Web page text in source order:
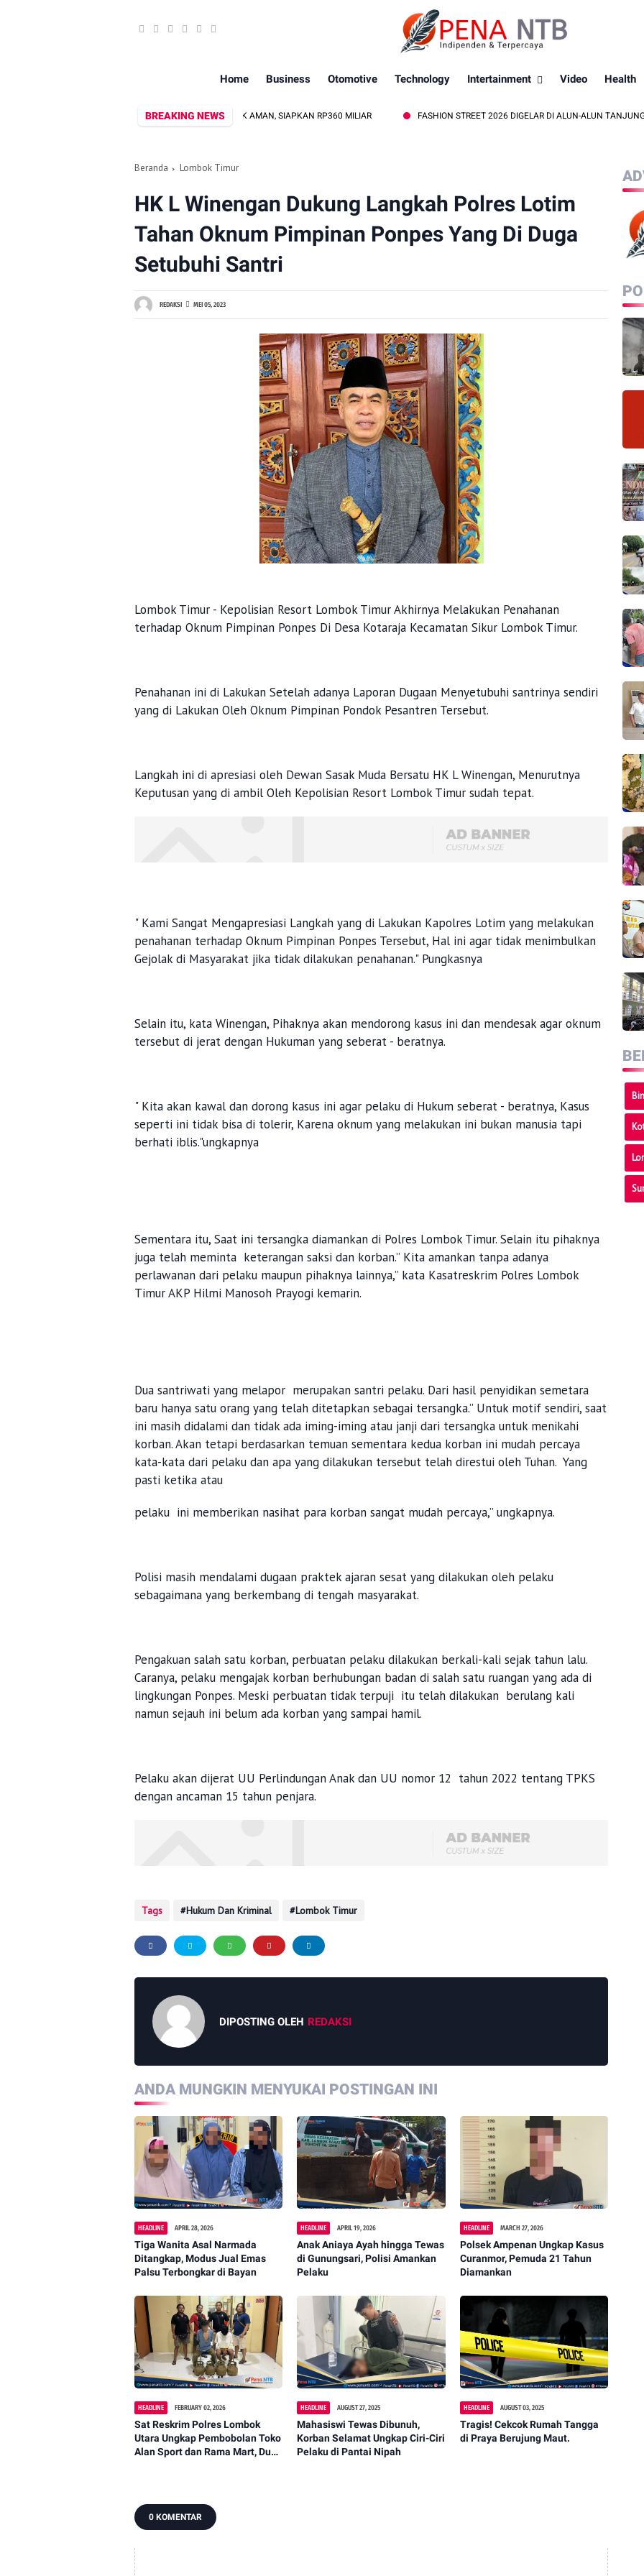
Home Business Otomotive Technology Intertainment Video Health
BREAKING NEWS
PEMKAB KLU PASTIKAN GAJI PNS DAN PPPK AMAN, SIAPKAN RP360 MILIAR FASHION STREET 2026 DIGELAR DI ALUN-ALUN TANJUNG,
Beranda Lombok Timur
HK L Winengan Dukung Langkah Polres Lotim
Tahan Oknum Pimpinan Ponpes Yang Di Duga
Setubuhi Santri
REDAKSI MEI 05, 2023
Lombok Timur - Kepolisian Resort Lombok Timur Akhirnya Melakukan Penahanan
terhadap Oknum Pimpinan Ponpes Di Desa Kotaraja Kecamatan Sikur Lombok Timur.
Penahanan ini di Lakukan Setelah adanya Laporan Dugaan Menyetubuhi santrinya sendiri
yang di Lakukan Oleh Oknum Pimpinan Pondok Pesantren Tersebut.
Langkah ini di apresiasi oleh Dewan Sasak Muda Bersatu HK L Winengan, Menurutnya
Keputusan yang di ambil Oleh Kepolisian Resort Lombok Timur sudah tepat.
" Kami Sangat Mengapresiasi Langkah yang di Lakukan Kapolres Lotim yang melakukan
penahanan terhadap Oknum Pimpinan Ponpes Tersebut, Hal ini agar tidak menimbulkan
Gejolak di Masyarakat jika tidak dilakukan penahanan." Pungkasnya
Selain itu, kata Winengan, Pihaknya akan mendorong kasus ini dan mendesak agar oknum
tersebut di jerat dengan Hukuman yang seberat - beratnya.
" Kita akan kawal dan dorong kasus ini agar pelaku di Hukum seberat - beratnya, Kasus
seperti ini tidak bisa di tolerir, Karena oknum yang melakukan ini bukan manusia tapi
berhati iblis."ungkapnya
Sementara itu, Saat ini tersangka diamankan di Polres Lombok Timur. Selain itu pihaknya
juga telah meminta keterangan saksi dan korban.” Kita amankan tanpa adanya
perlawanan dari pelaku maupun pihaknya lainnya,” kata Kasatreskrim Polres Lombok
Timur AKP Hilmi Manosoh Prayogi kemarin.
Dua santriwati yang melapor merupakan santri pelaku. Dari hasil penyidikan semetara
baru hanya satu orang yang telah ditetapkan sebagai tersangka.” Untuk motif sendiri, saat
ini masih didalami dan tidak ada iming-iming atau janji dari tersangka untuk menikahi
korban. Akan tetapi berdasarkan temuan sementara kedua korban ini mudah percaya
kata-kata dari pelaku dan apa yang dilakukan tersebut telah direstui oleh Tuhan. Yang
pasti ketika atau
pelaku ini memberikan nasihat para korban sangat mudah percaya,” ungkapnya.
Polisi masih mendalami dugaan praktek ajaran sesat yang dilakukan oleh pelaku
sebagaimana yang berkembang di tengah masyarakat.
Pengakuan salah satu korban, perbuatan pelaku dilakukan berkali-kali sejak tahun lalu.
Caranya, pelaku mengajak korban berhubungan badan di salah satu ruangan yang ada di
lingkungan Ponpes. Meski perbuatan tidak terpuji itu telah dilakukan berulang kali
namun sejauh ini belum ada korban yang sampai hamil.
Pelaku akan dijerat UU Perlindungan Anak dan UU nomor 12 tahun 2022 tentang TPKS
dengan ancaman 15 tahun penjara.
Tags Hukum Dan Kriminal Lombok Timur
DIPOSTING OLEH REDAKSI
ANDA MUNGKIN MENYUKAI POSTINGAN INI
HEADLINE APRIL 28, 2026
Tiga Wanita Asal Narmada
Ditangkap, Modus Jual Emas
Palsu Terbongkar di Bayan
HEADLINE APRIL 19, 2026
Anak Aniaya Ayah hingga Tewas
di Gunungsari, Polisi Amankan
Pelaku
HEADLINE MARCH 27, 2026
Polsek Ampenan Ungkap Kasus
Curanmor, Pemuda 21 Tahun
Diamankan
HEADLINE FEBRUARY 02, 2026
Sat Reskrim Polres Lombok
Utara Ungkap Pembobolan Toko
Alan Sport dan Rama Mart, Dua
HEADLINE AUGUST 27, 2025
Mahasiswi Tewas Dibunuh,
Korban Selamat Ungkap Ciri-Ciri
Pelaku di Pantai Nipah
HEADLINE AUGUST 03, 2025
Tragis! Cekcok Rumah Tangga
di Praya Berujung Maut.
0 KOMENTAR